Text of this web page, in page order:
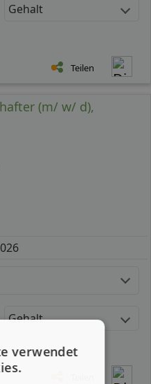
Gehalt
Teilen
(m/ w/ d),
Gehalt
verwendet